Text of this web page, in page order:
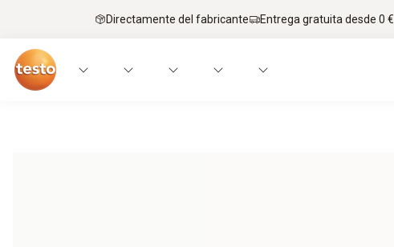
Directamente del fabricante Entrega gratuita desde 0 €